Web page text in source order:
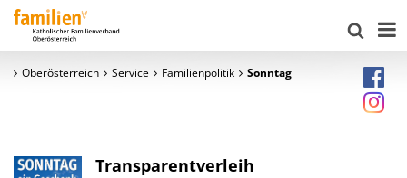
Oberösterreich Service Familienpolitik Sonntag
Transparentverleih